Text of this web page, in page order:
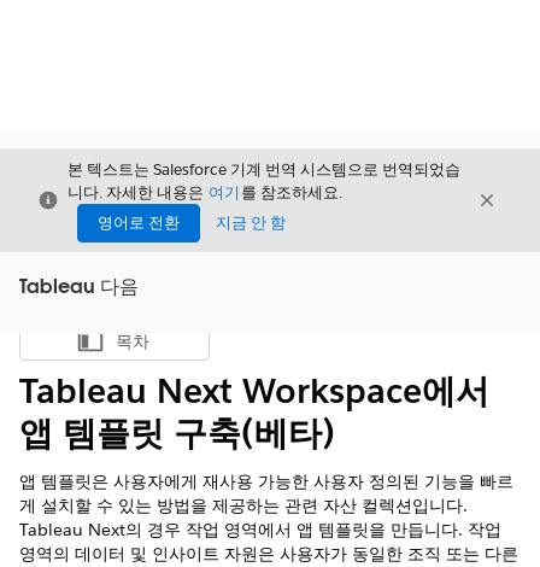
닫기
본 텍스트는 Salesforce 기계 번역 시스템으로 번역되었습
니다. 자세한 내용은 여기 를 참조하세요.
영어로 전환
지금 안 함
닫기
Tableau 다음
목차 표시
목차
Tableau Next Workspace에서
앱 템플릿 구축(베타)
앱 템플릿은 사용자에게 재사용 가능한 사용자 정의된 기능을 빠르
게 설치할 수 있는 방법을 제공하는 관련 자산 컬렉션입니다.
Tableau Next의 경우 작업 영역에서 앱 템플릿을 만듭니다. 작업
영역의 데이터 및 인사이트 자원은 사용자가 동일한 조직 또는 다른